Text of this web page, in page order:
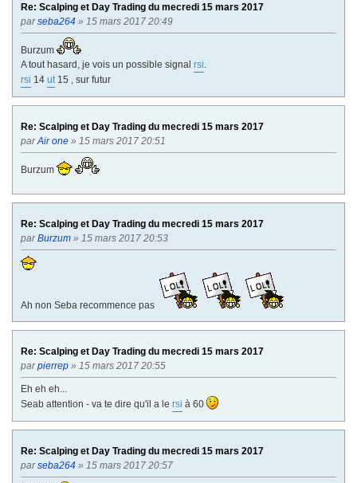
Re: Scalping et Day Trading du mecredi 15 mars 2017
parseba264 » 15 mars 2017 20:49
Burzum
A tout hasard, je vois un possible signal rsi.
rsi 14 ut15 , sur futur
Re: Scalping et Day Trading du mecredi 15 mars 2017
parAir one » 15 mars 2017 20:51
Burzum
Re: Scalping et Day Trading du mecredi 15 mars 2017
parBurzum » 15 mars 2017 20:53
Ah non Seba recommence pas
Re: Scalping et Day Trading du mecredi 15 mars 2017
parpierrep » 15 mars 2017 20:55
Eh eh eh...
Seab attention - va te dire qu'il a le rsi à 60
Re: Scalping et Day Trading du mecredi 15 mars 2017
parseba264 » 15 mars 2017 20:57